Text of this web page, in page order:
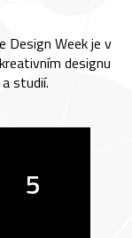
Design Week je v
designu
studií.
5